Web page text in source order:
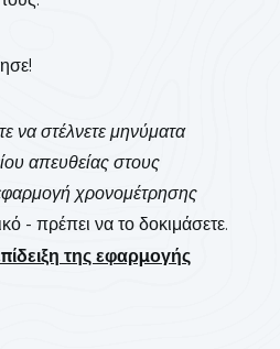
να στέλνετε μηνύματα
απευθείας στους
χρονομέτρησης
- πρέπει να το δοκιμάσετε.
της εφαρμογής